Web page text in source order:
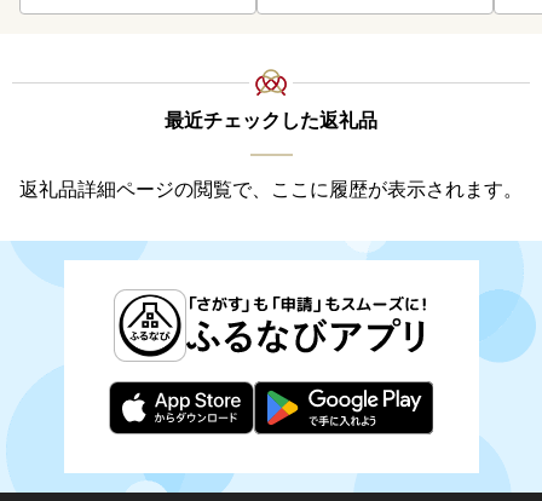
最近チェックした返礼品
返礼品詳細ページの閲覧で、ここに履歴が表示されます。